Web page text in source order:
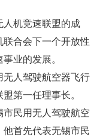
人机竞速联盟的成
合会下一个开放性
业的发展。
无人驾驶航空器飞行
第一任理事长。
市民用无人驾驶航空
首先代表无锡市民